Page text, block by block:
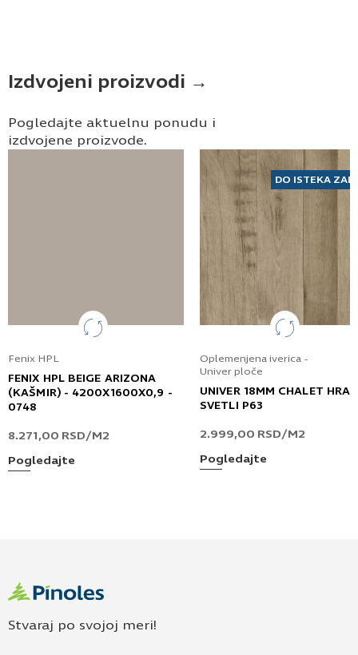
Izdvojeni proizvodi →
Pogledajte aktuelnu ponudu i
izdvojene proizvode.
Fenix HPL
FENIX HPL BEIGE ARIZONA
(KAŠMIR) - 4200X1600X0,9 -
0748
8.271,00 RSD/M2
Pogledajte
DO ISTEKA
Oplemenjena iverica -
Univer ploče
UNIVER 18MM CHALET
SVETLI P63
2.999,00 RSD/M2
Pogledajte
Stvaraj po svojoj meri!